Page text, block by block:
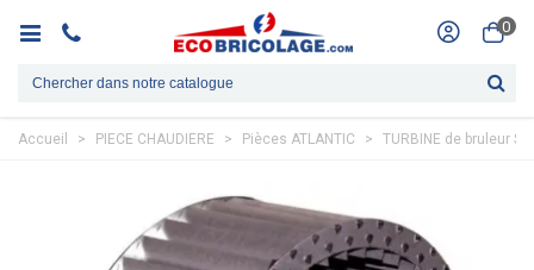
0
Accueil > PIECE CHAUDIERE > Pièces ATLANTIC > TURBINE de bruleur